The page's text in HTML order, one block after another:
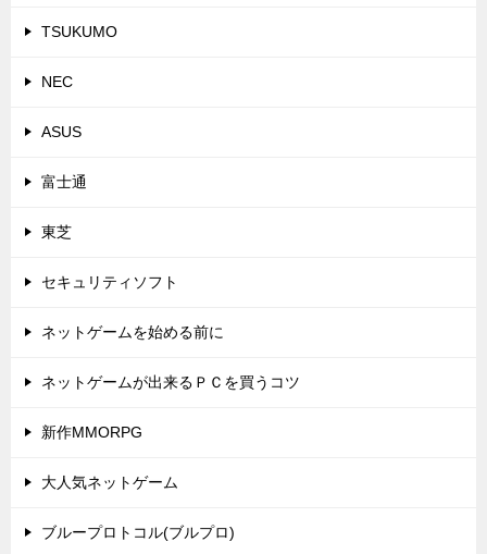
TSUKUMO
NEC
ASUS
富士通
東芝
セキュリティソフト
ネットゲームを始める前に
ネットゲームが出来るＰＣを買うコツ
新作MMORPG
大人気ネットゲーム
ブループロトコル(ブルプロ)